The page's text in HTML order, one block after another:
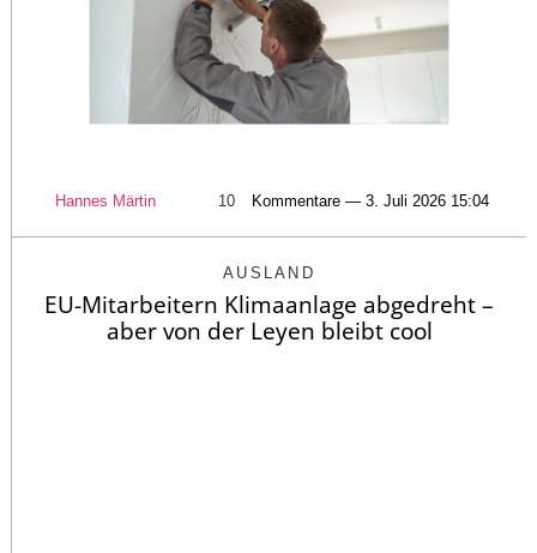
Hannes Märtin 10 Kommentare — 3. Juli 2026 15:04
AUSLAND
EU-Mitarbeitern Klimaanlage abgedreht –
aber von der Leyen bleibt cool